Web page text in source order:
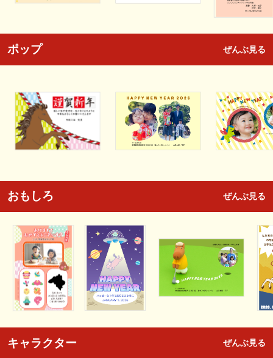
ポップ ぜんぶ見る
おもしろ ぜんぶ見る
キャラクター ぜんぶ見る